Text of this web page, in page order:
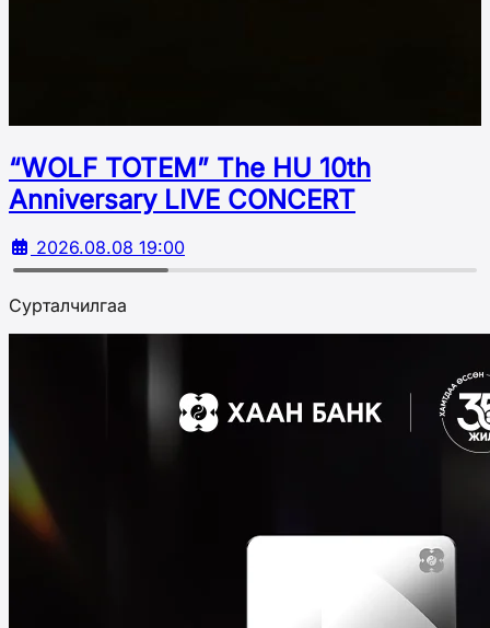
“WOLF TOTEM” The HU 10th
Аnniversary LIVE CONCERT
2026.08.08 19:00
Сурталчилгаа